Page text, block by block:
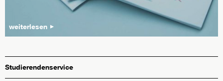
weiterlesen
Studierendenservice